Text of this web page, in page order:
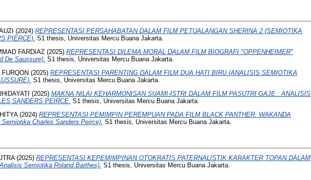
(2024) REPRESENTASI PERSAHABATAN DALAM FILM PETUALANGAN SHERINA 2 (SEMIOTIKA
PIERCE). S1 thesis, Universitas Mercu Buana Jakarta.
FARDIAZ (2025) REPRESENTASI DILEMA MORAL DALAM FILM BIOGRAFI "OPPENHEIMER"
De Saussure). S1 thesis, Universitas Mercu Buana Jakarta.
FURQON (2025) REPRESENTASI PARENTING DALAM FILM DUA HATI BIRU (ANALISIS SEMIOTIKA
S1 thesis, Universitas Mercu Buana Jakarta.
(2025) MAKNA NILAI KEHARMONISAN SUAMI-ISTRI DALAM FILM PASUTRI GAJE : ANALISIS
SANDERS PEIRCE. S1 thesis, Universitas Mercu Buana Jakarta.
(2024) REPRESENTASI PEMIMPIN PEREMPUAN PADA FILM BLACK PANTHER: WAKANDA
Charles Sanders Peirce). S1 thesis, Universitas Mercu Buana Jakarta.
(2025) REPRESENTASI KEPEMIMPINAN OTOKRATIS PATERNALISTIK KARAKTER TOPAN DALAM
Semiotika Roland Barthes). S1 thesis, Universitas Mercu Buana Jakarta.